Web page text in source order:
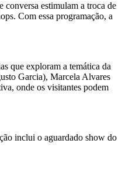
conversa estimulam a troca de
Com essa programação, a
que exploram a temática da
Garcia), Marcela Alvares
onde os visitantes podem
inclui o aguardado show do